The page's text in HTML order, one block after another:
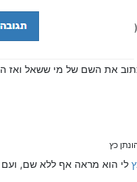
את השם של מי ששאל ואז
כץ
לי הוא מראה אף ללא שם, ועם שם הוא מראה לי 2,